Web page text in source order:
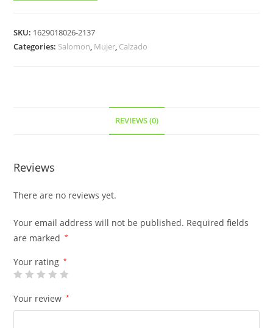
SKU: 1629018026-2137
Categories: Salomon, Mujer, Calzado
REVIEWS (0)
Reviews
There are no reviews yet.
Your email address will not be published. Required fields
are marked
*
Your rating *
Your review *